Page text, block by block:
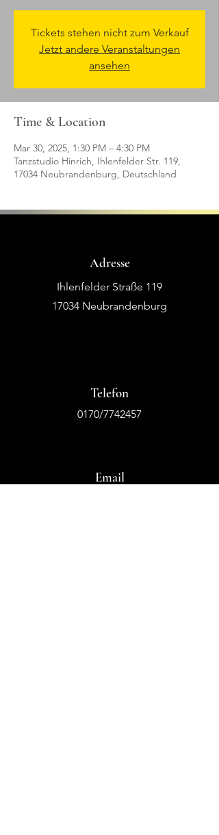
Tickets stehen nicht zum Verkauf
Jetzt andere Veranstaltungen
ansehen
Time & Location
Mar 30, 2025, 1:30 PM – 4:30 PM
Tanzstudio Hinrich, Ihlenfelder Str. 119,
17034 Neubrandenburg, Deutschland
Adresse
Ihlenfelder Straße 119
17034 Neubrandenburg
Telefon
0170/7742457
Email